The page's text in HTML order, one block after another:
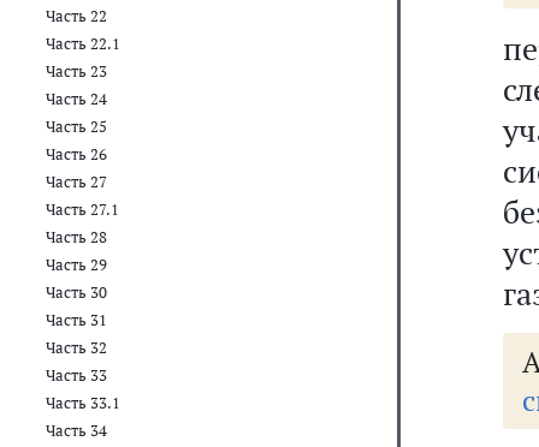
Часть 22
Часть 22.1
Часть 23
Часть 24
Часть 25
Часть 26
Часть 27
Часть 27.1
Часть 28
Часть 29
Часть 30
Часть 31
Часть 32
Часть 33
Часть 33.1
Часть 34